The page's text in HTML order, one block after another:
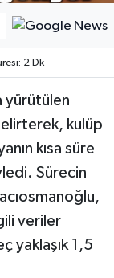
2 Dk
yürütülen
kulüp
kısa süre
Sürecin
veriler
yaklaşık 1,5